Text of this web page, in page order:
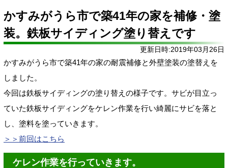
かすみがうら市で築41年の家を補修・塗
装。鉄板サイディング塗り替えです
更新日時:2019年03月26日
かすみがうら市で築41年の家の耐震補修と外壁塗装の塗替えを
しました。
今回は鉄板サイディングの塗り替えの様子です。サビが目立っ
ていた鉄板サイディングをケレン作業を行い綺麗にサビを落と
し、塗料を塗っていきます。
＞＞前回はこちら
ケレン作業を行っていきます。